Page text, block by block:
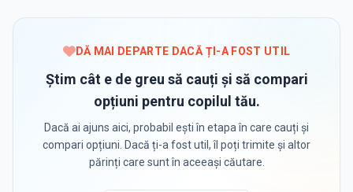
DĂ MAI DEPARTE DACĂ ȚI-A FOST UTIL
Știm cât e de greu să cauți și să compari
opțiuni pentru copilul tău.
Dacă ai ajuns aici, probabil ești în etapa în care cauți și
compari opțiuni. Dacă ți-a fost util, îl poți trimite și altor
părinți care sunt în aceeași căutare.